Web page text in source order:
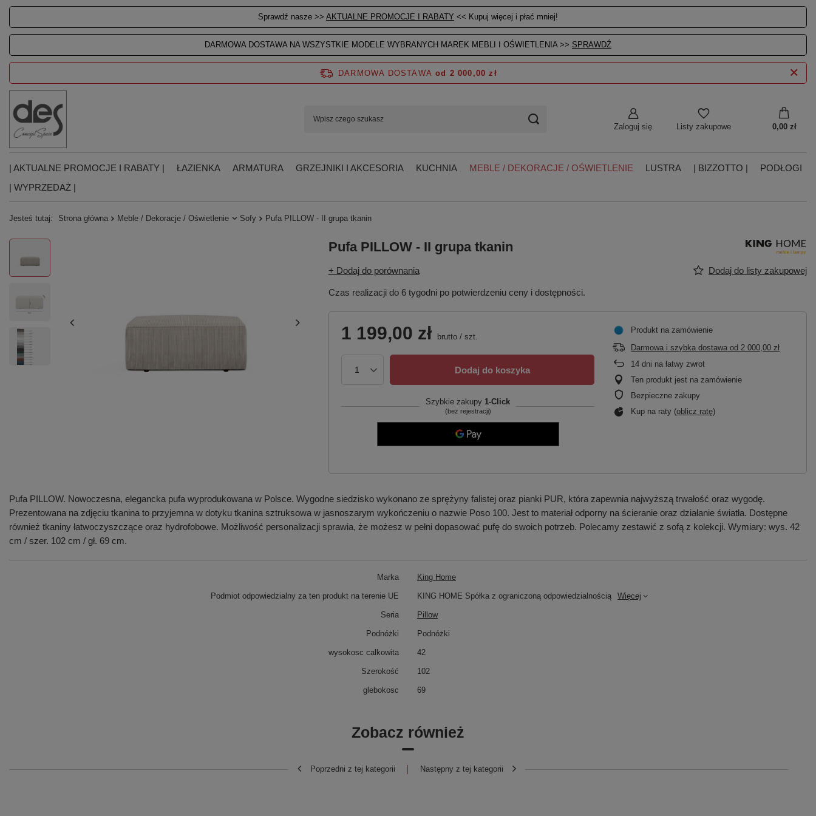
Sprawdź nasze >> AKTUALNE PROMOCJE I RABATY << Kupuj więcej i płać mniej!
DARMOWA DOSTAWA NA WSZYSTKIE MODELE WYBRANYCH MAREK MEBLI I OŚWIETLENIA >> SPRAWDŹ
Zaloguj się Listy zakupowe 0,00 zł
DARMOWA DOSTAWA od 2 000,00 zł
| AKTUALNE PROMOCJE I RABATY | ŁAZIENKA ARMATURA GRZEJNIKI I AKCESORIA KUCHNIA MEBLE / DEKORACJE / OŚWIETLENIE LUSTRA | BIZZOTTO |
PODŁOGI
| WYPRZEDAŻ |
Jesteś tutaj: Strona główna Meble / Dekoracje / Oświetlenie Sofy Pufa PILLOW - II grupa tkanin
Pufa PILLOW - II grupa tkanin
+ Dodaj do porównania Dodaj do listy zakupowej
Czas realizacji do 6 tygodni po potwierdzeniu ceny i dostępności.
1 199,00 zł brutto/ szt.
Dodaj do koszyka
Szybkie zakupy 1-Click
(bez rejestracji)
Produkt na zamówienie
Darmowa i szybka dostawa od2 000,00 zł
14 dni na łatwy zwrot
Ten produkt jest na zamówienie
Bezpieczne zakupy
Kup na raty (oblicz ratę)
Pufa PILLOW. Nowoczesna, elegancka pufa wyprodukowana w Polsce. Wygodne siedzisko wykonano ze sprężyny falistej oraz pianki PUR, która zapewnia najwyższą trwałość oraz wygodę.
Prezentowana na zdjęciu tkanina to przyjemna w dotyku tkanina sztruksowa w jasnoszarym wykończeniu o nazwie Poso 100. Jest to materiał odporny na ścieranie oraz działanie światła. Dostępne
również tkaniny łatwoczyszczące oraz hydrofobowe. Możliwość personalizacji sprawia, że możesz w pełni dopasować pufę do swoich potrzeb. Polecamy zestawić z sofą z kolekcji. Wymiary: wys. 42
cm / szer. 102 cm / gł. 69 cm.
Marka King Home
Podmiot odpowiedzialny za ten produkt na terenie UE KING HOME Spółka z ograniczoną odpowiedzialnością Więcej
Seria Pillow
Podnóżki Podnóżki
wysokosc calkowita 42
Szerokość 102
glebokosc 69
Zobacz również
Poprzedni z tej kategorii Następny z tej kategorii